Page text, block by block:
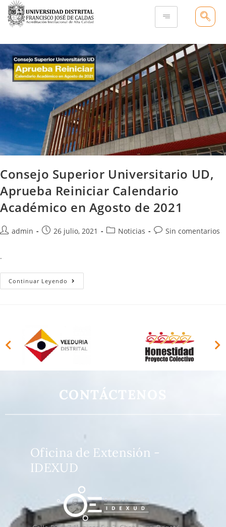
Consejo Superior Universitario UD,
Aprueba Reiniciar Calendario
Académico en Agosto de 2021
admin 26 julio, 2021 Noticias Sin comentarios
.
Continuar Leyendo
CONTÁCTENOS
Oficina de Extensión -
IDEXUD